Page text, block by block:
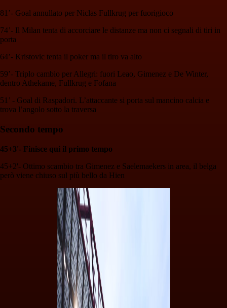
81’- Goal annullato per Niclas Fullkrug per fuorigioco
74’- Il Milan tenta di accorciare le distanze ma non ci segnali di tiri in
porta
64’- Kristovic tenta il poker ma il tiro va alto
59’- Triplo cambio per Allegri: fuori Leao, Gimenez e De Winter,
dentro Athekame, Fullkrug e Fofana
51’ - Goal di Raspadori. L’attaccante si porta sul mancino calcia e
trova l’angolo sotto la traversa
Secondo tempo
45+3'- Finisce qui il primo tempo
45+2'- Ottimo scambio tra Gimenez e Saelemaekers in area, il belga
però viene chiuso sul più bello da Hien